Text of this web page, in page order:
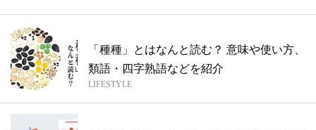
「種種」とはなんと読む？ 意味や使い方、
類語・四字熟語などを紹介
LIFESTYLE